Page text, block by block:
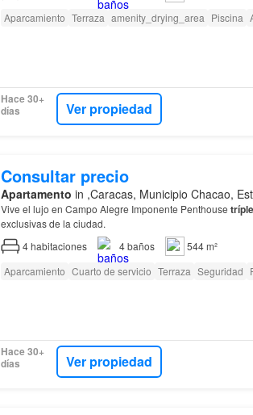
Aparcamiento Terraza amenity_drying_area Piscina
Hace 30+
días
Ver propiedad
Consultar precio
Apartamento in ,Caracas, Municipio Chacao,
Vive el lujo en Campo Alegre Imponente Penthouse
exclusivas de la ciudad.
4habitaciones 4baños
544 m²
Aparcamiento Cuarto de servicio Terraza Seguridad
Hace 30+
días
Ver propiedad